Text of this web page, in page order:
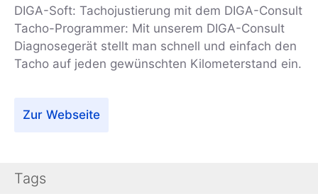
DIGA-Soft: Tachojustierung mit dem DIGA-Consult
Tacho-Programmer: Mit unserem DIGA-Consult
Diagnosegerät stellt man schnell und einfach den
Tacho auf jeden gewünschten Kilometerstand ein.
Zur Webseite
Tags